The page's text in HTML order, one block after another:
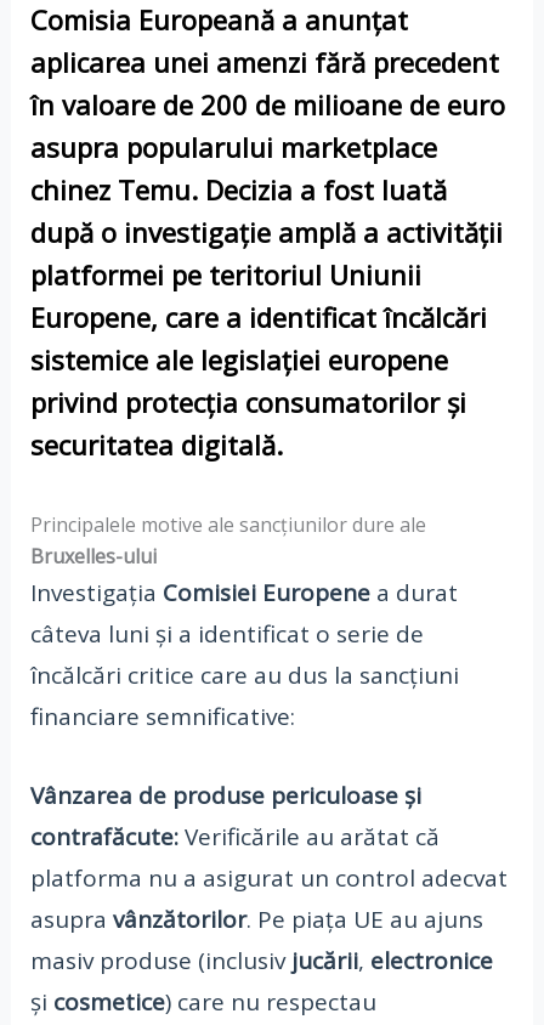
Comisia Europeanăa anunțat
aplicarea unei amenzi fără precedent
în valoare de 200 de milioane de euro
asupra popularului marketplace
chinez Temu. Decizia a fost luată
după o investigație amplă a activității
platformei pe teritoriul Uniunii
Europene, care a identificatîncălcări
sistemiceale legislației europene
privind protecția consumatorilorși
securitatea digitală.
Principalele motive ale sancțiunilor dure ale
Bruxelles-ului
Investigația Comisiei Europenea durat
câteva luni și a identificat o serie de
încălcări critice care au dus la sancțiuni
financiare semnificative:
Vânzarea de produse periculoase și
contrafăcute:Verificările au arătat că
platforma nu a asigurat un control adecvat
asupra vânzătorilor. Pe piața UE au ajuns
masiv produse (inclusiv jucării, electronice
și cosmetice) care nu respectau